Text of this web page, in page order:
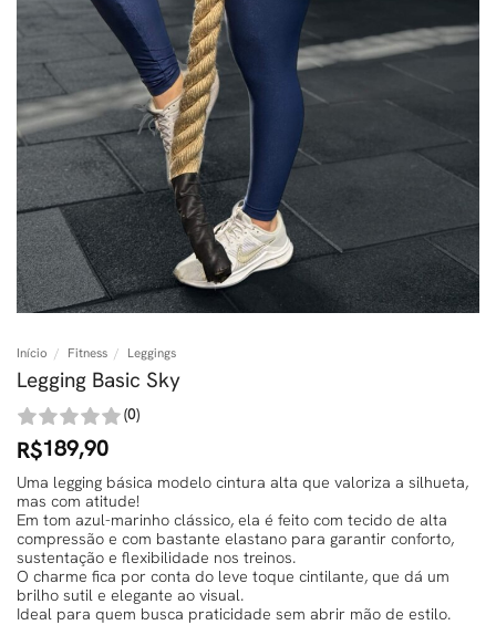
Início / Fitness / Leggings
Legging Basic Sky
(0)
R$189,90
Uma legging básica modelo cintura alta que valoriza a silhueta,
mas com atitude!
Em tom azul-marinho clássico, ela é feito com tecido de alta
compressão e com bastante elastano para garantir conforto,
sustentação e flexibilidade nos treinos.
O charme fica por conta do leve toque cintilante, que dá um
brilho sutil e elegante ao visual.
Ideal para quem busca praticidade sem abrir mão de estilo.